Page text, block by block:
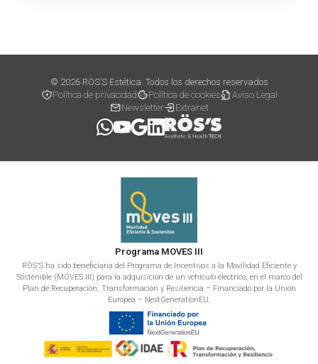
© 2026 RÖS’S Estética. Todos los derechos reservados
Política de privacidad
Política de cookies
Aviso Legal
Newsletter
Extranet
Programa MOVES III
RÖS'S ha sido beneficiaria del Programa de Incentivos a la Movilidad Eficiente y
Sostenible (MOVES III) para la adquisición de un vehículo eléctrico, en el marco del
Plan de Recuperación, Transformación y Resiliencia – Financiado por la Unión
Europea – NextGenerationEU.